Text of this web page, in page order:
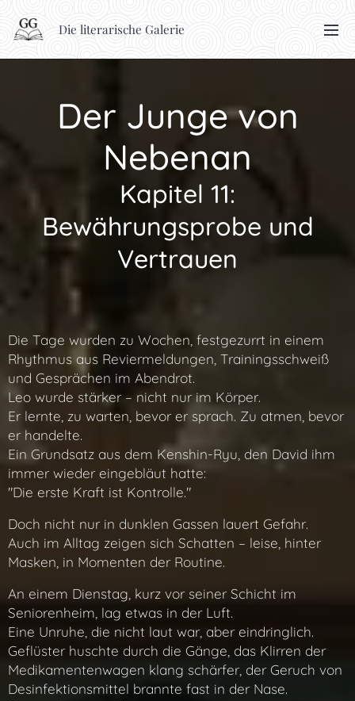
Die literarische Galerie
Der Junge von
Nebenan
Kapitel 11:
Bewährungsprobe und
Vertrauen
Die Tage wurden zu Wochen, festgezurrt in einem
Rhythmus aus Reviermeldungen, Trainingsschweiß
und Gesprächen im Abendrot.
Leo wurde stärker – nicht nur im Körper.
Er lernte, zu warten, bevor er sprach. Zu atmen, bevor
er handelte.
Ein Grundsatz aus dem Kenshin-Ryu, den David ihm
immer wieder eingebläut hatte:
"Die erste Kraft ist Kontrolle."
Doch nicht nur in dunklen Gassen lauert Gefahr.
Auch im Alltag zeigen sich Schatten – leise, hinter
Masken, in Momenten der Routine.
An einem Dienstag, kurz vor seiner Schicht im
Seniorenheim, lag etwas in der Luft.
Eine Unruhe, die nicht laut war, aber eindringlich.
Geflüster huschte durch die Gänge, das Klirren der
Medikamentenwagen klang schärfer, der Geruch von
Desinfektionsmittel brannte fast in der Nase.